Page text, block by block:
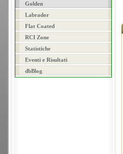
Golden
Labrador
Flat Coated
RCI Zone
Statistiche
Eventi e Risultati
dbBlog